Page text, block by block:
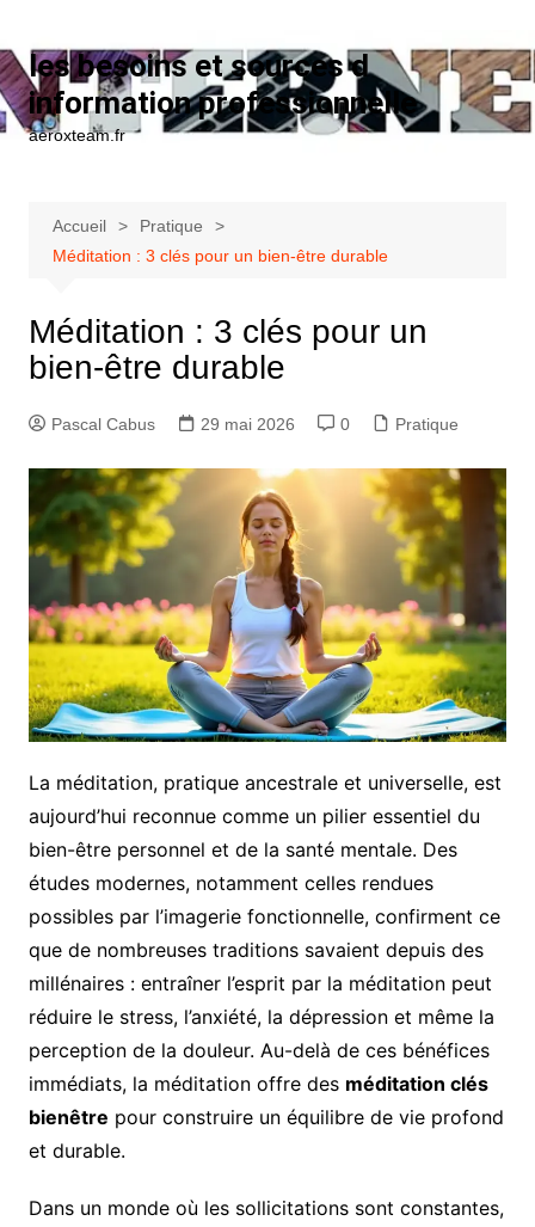
les besoins et sources d
information professionnelle
aeroxteam.fr
Accueil
Pratique
Méditation : 3 clés pour un bien-être durable
Méditation : 3 clés pour un
bien-être durable
Pascal Cabus 29 mai 2026 0 Pratique
La méditation, pratique ancestrale et universelle, est
aujourd’hui reconnue comme un pilier essentiel du
bien-être personnel et de la santé mentale. Des
études modernes, notamment celles rendues
possibles par l’imagerie fonctionnelle, confirment ce
que de nombreuses traditions savaient depuis des
millénaires : entraîner l’esprit par la méditation peut
réduire le stress, l’anxiété, la dépression et même la
perception de la douleur. Au-delà de ces bénéfices
immédiats, la méditation offre des méditation clés
bienêtre pour construire un équilibre de vie profond
et durable.
Dans un monde où les sollicitations sont constantes,